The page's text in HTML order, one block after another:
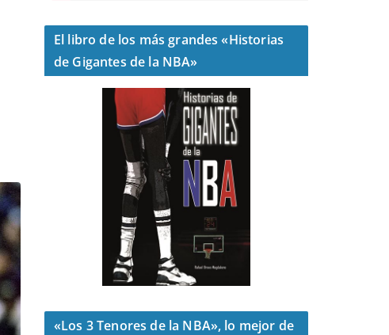
El libro de los más grandes «Historias
de Gigantes de la NBA»
«Los 3 Tenores de la NBA», lo mejor de